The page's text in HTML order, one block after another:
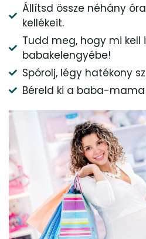
Állítsd össze néhány
kellékeit.
Tudd meg, hogy mi kell
babakelengyébe!
Spórolj, légy hatékony
Béreld ki a baba-